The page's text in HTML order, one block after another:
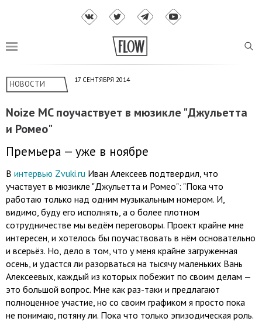
НОВОСТИ 17 СЕНТЯБРЯ 2014
Noize MC поучаствует в мюзикле "Джульетта
и Ромео"
Премьера — уже в ноябре
В интервью Zvuki.ru Иван Алексеев подтвердил, что
участвует в мюзикле "Джульетта и Ромео": "Пока что
работаю только над одним музыкальным номером. И,
видимо, буду его исполнять, а о более плотном
сотрудничестве мы ведём переговоры. Проект крайне мне
интересен, и хотелось бы поучаствовать в нём основательно
и всерьёз. Но, дело в том, что у меня крайне загруженная
осень, и удастся ли разорваться на тысячу маленьких Вань
Алексеевых, каждый из которых побежит по своим делам —
это большой вопрос. Мне как раз-таки и предлагают
полноценное участие, но со своим графиком я просто пока
не понимаю, потяну ли. Пока что только эпизодическая роль.